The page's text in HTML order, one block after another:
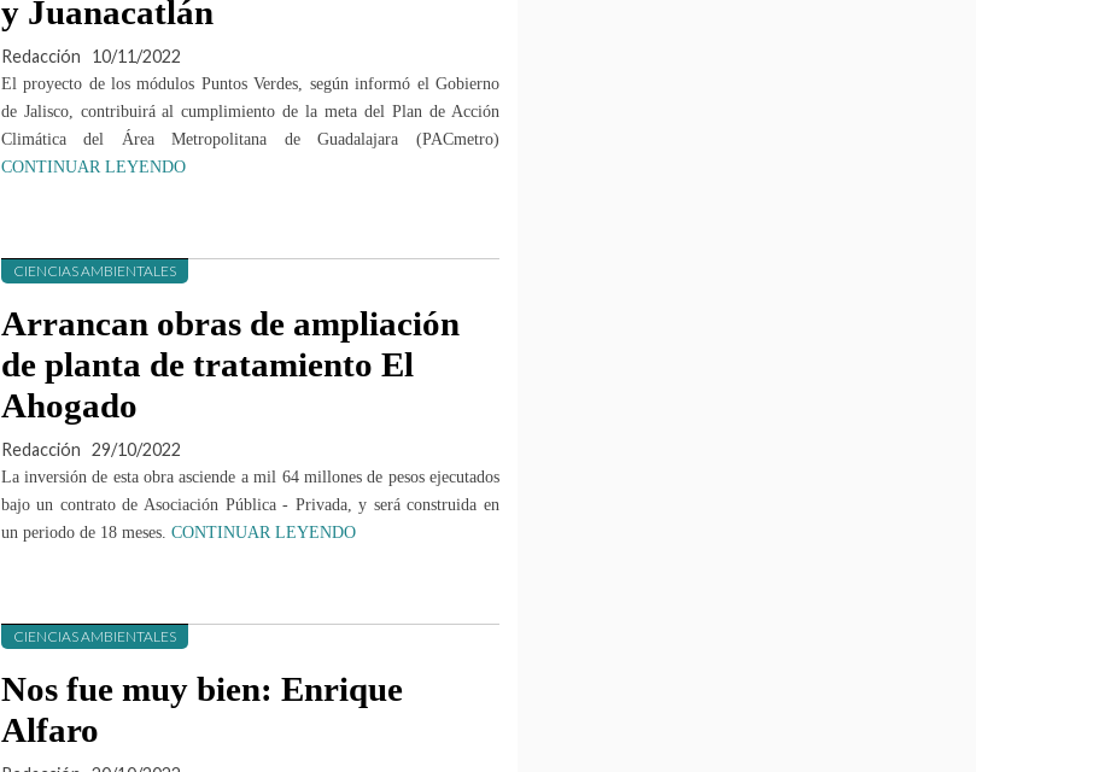
y Juanacatlán
Redacción 10/11/2022
El proyecto de los módulos Puntos Verdes, según informó el Gobierno
de Jalisco, contribuirá al cumplimiento de la meta del Plan de Acción
Climática del Área Metropolitana de Guadalajara (PACmetro)
CONTINUAR LEYENDO
CIENCIAS AMBIENTALES
Arrancan obras de ampliación
de planta de tratamiento El
Ahogado
Redacción 29/10/2022
La inversión de esta obra asciende a mil 64 millones de pesos ejecutados
bajo un contrato de Asociación Pública - Privada, y será construida en
un periodo de 18 meses. CONTINUAR LEYENDO
CIENCIAS AMBIENTALES
Nos fue muy bien: Enrique
Alfaro